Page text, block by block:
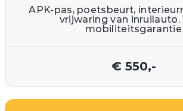
APK-pas, poetsbeurt,
vrijwaring van inruilauto.
mobiliteitsgarantie
€ 550,-